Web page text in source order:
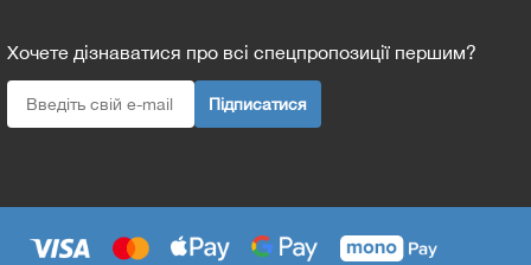
Хочете дізнаватися про всі спецпропозиції першим?
Підписатися